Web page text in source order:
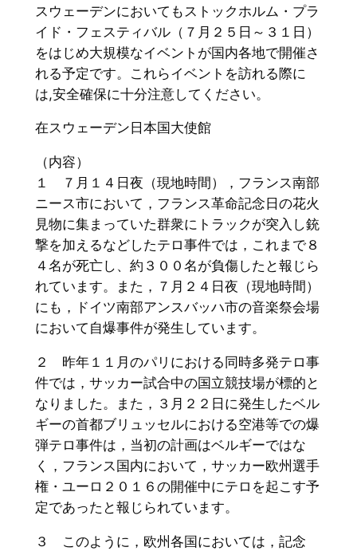
スウェーデンにおいてもストックホルム・プラ
イド・ フェスティバル（７月２５日～３１日）
をはじめ大規模なイベントが国内各地で開催さ
れる予定です。
これらイベントを訪れる際に
は,安全確保に十分注意してください。
在スウェーデン日本国大使館
（内容）
１ ７月１４日夜（現地時間），フランス南部
ニース市において， フランス革命記念日の花火
見物に集まっていた群衆にトラックが突入し銃
撃を加えるなどしたテロ事件では， これまで８
４名が死亡し、 約３００名が負傷したと報じら
れています。また，７月２４日夜（現地時間）
にも，
ドイツ南部アンスバッハ市の音楽祭会場
において自爆事件が発生しています。
２ 昨年１１月のパリにおける同時多発テロ事
件では， サッカー試合中の国立競技場が標的と
なりました。また， ３月２２日に発生したベル
ギーの首都ブリュッセルにおける空港等での爆
弾テロ事件は，当初の計画はベルギーではな
く， フランス国内において，サッカー欧州選手
権・ ユーロ２０１６の開催中にテロを起こす予
定であったと報じられています。
３ このように，欧州各国においては，記念